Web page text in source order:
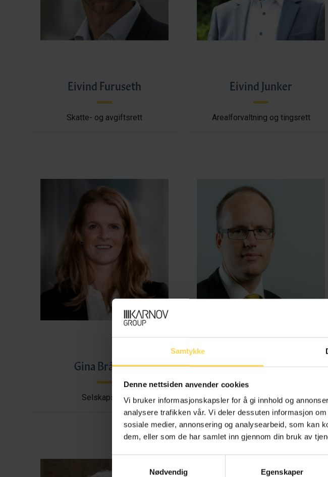
Samtykke
Denne nettsiden anvender cookies
Vi bruker informasjonskapsler for å gi innhold og
analysere trafikken vår. Vi deler dessuten informasjon
sosiale medier, annonsering og analysearbeid, som kan
dem, eller som de har samlet inn gjennom din bruk av
Samtykkevalg
Nødvendig
Egenskaper
Eivind Furuseth
Skatte- og avgiftsrett
Eivind Junker
Arealforvaltning og tingsrett
Gina Bråthen
Selskapsrett
Harald Benestad Anderssen
Avtale-, kontrakts- og boligrett